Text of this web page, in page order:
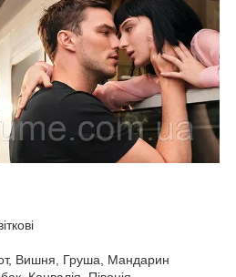
Вишня, Груша, Мандарин